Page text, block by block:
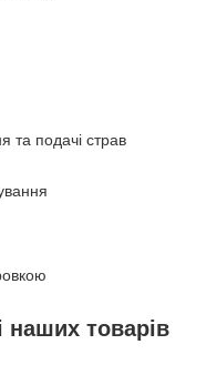
та подачі страв
наших товарів